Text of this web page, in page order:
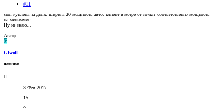
#11
моя куплена на днях. ширина 20 мощность авто. клиент в метре от точки, соответственно мощность
на минимуме.
Ну не знаю...
Автор
G
Glwolf
новичок
3 Фев 2017
15